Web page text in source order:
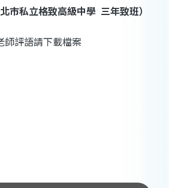
市私立格致高級中學 三年致班）
師評語請下載檔案